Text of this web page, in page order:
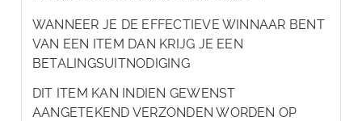
WANNEER JE DE EFFECTIEVE WINNAAR BENT
VAN EEN ITEM DAN KRIJG JE EEN
BETALINGSUITNODIGING
DIT ITEM KAN INDIEN GEWENST
AANGETEKEND VERZONDEN WORDEN OP